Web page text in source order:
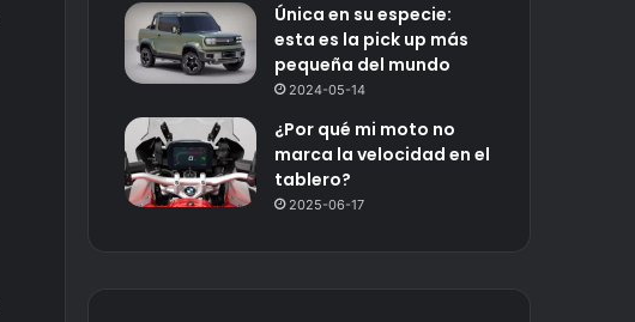
Única en su especie:
esta es la pick up más
pequeña del mundo
2024-05-14
¿Por qué mi moto no
marca la velocidad en el
tablero?
2025-06-17